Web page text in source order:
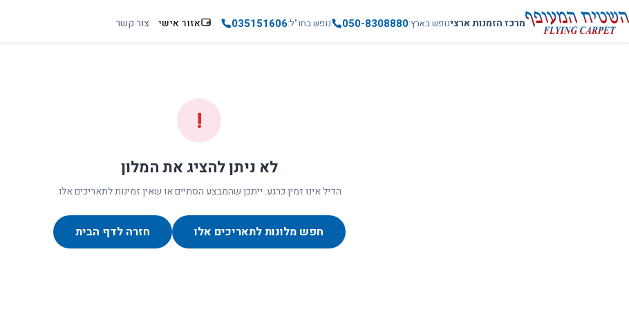
מרכז הזמנות ארצינופש בארץ050-8308880 נופש בחו"ל035151606 אזור אישי צור קשר
!
לא ניתן להציג את המלון
הדיל אינו זמין כרגע. ייתכן שהמבצע הסתיים או שאין זמינות לתאריכים אלו.
חפש מלונות לתאריכים אלו חזרה לדף הבית